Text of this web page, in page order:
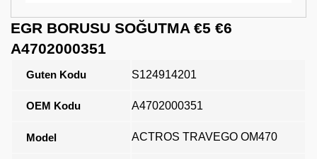
EGR BORUSU SOĞUTMA €5 €6
A4702000351
Guten Kodu S124914201
OEM Kodu A4702000351
Model ACTROS TRAVEGO OM470